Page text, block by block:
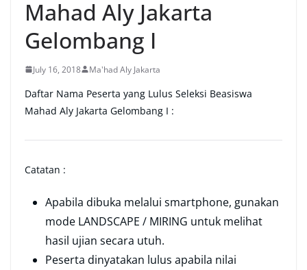
Mahad Aly Jakarta
Gelombang I
July 16, 2018 Ma'had Aly Jakarta
Daftar Nama Peserta yang Lulus Seleksi Beasiswa
Mahad Aly Jakarta Gelombang I :
Catatan :
Apabila dibuka melalui smartphone, gunakan
mode LANDSCAPE / MIRING untuk melihat
hasil ujian secara utuh.
Peserta dinyatakan lulus apabila nilai